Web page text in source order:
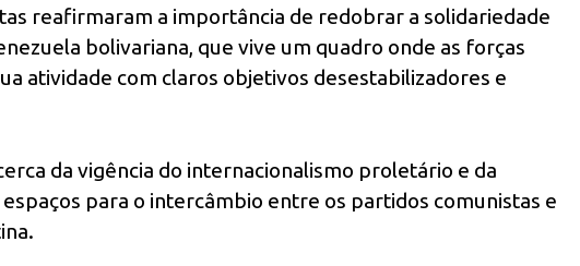
reafirmaram a importância de redobrar a solidariedade
bolivariana, que vive um quadro onde as forças
atividade com claros objetivos desestabilizadores e
da vigência do internacionalismo proletário e da
para o intercâmbio entre os partidos comunistas e